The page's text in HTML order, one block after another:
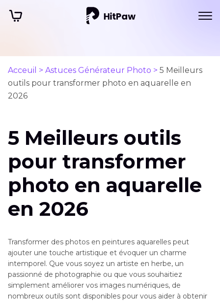
Acceuil > Astuces Générateur Photo > 5 Meilleurs
outils pour transformer photo en aquarelle en
2026
5 Meilleurs outils
pour transformer
photo en aquarelle
en 2026
Transformer des photos en peintures aquarelles peut
ajouter une touche artistique et évoquer un charme
intemporel. Que vous soyez un artiste en herbe, un
passionné de photographie ou que vous souhaitiez
simplement améliorer vos images numériques, de
nombreux outils sont disponibles pour vous aider à obtenir